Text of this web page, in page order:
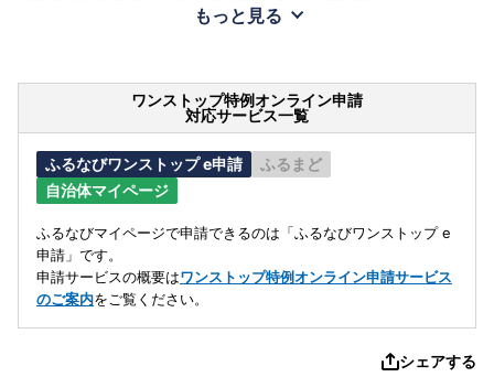
もっと見る
ワンストップ特例オンライン申請
対応サービス一覧
ふるなびワンストップ e申請
ふるまど
自治体マイページ
ふるなびマイページで申請できるのは「ふるなびワンストップ e
申請」です。
申請サービスの概要はワンストップ特例オンライン申請サービス
のご案内をご覧ください。
シェアする